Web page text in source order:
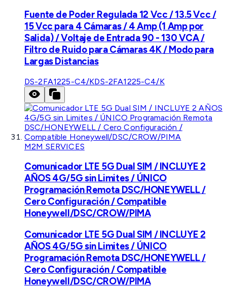
Fuente de Poder Regulada 12 Vcc / 13.5 Vcc /
15 Vcc para 4 Cámaras / 4 Amp (1 Amp por
Salida) / Voltaje de Entrada 90 - 130 VCA /
Filtro de Ruido para Cámaras 4K / Modo para
Largas Distancias
DS-2FA1225-C4/KDS-2FA1225-C4/K
M2M SERVICES
Comunicador LTE 5G Dual SIM / INCLUYE 2
AÑOS 4G/5G sin Limites / ÚNICO
Programación Remota DSC/HONEYWELL /
Cero Configuración / Compatible
Honeywell/DSC/CROW/PIMA
Comunicador LTE 5G Dual SIM / INCLUYE 2
AÑOS 4G/5G sin Limites / ÚNICO
Programación Remota DSC/HONEYWELL /
Cero Configuración / Compatible
Honeywell/DSC/CROW/PIMA